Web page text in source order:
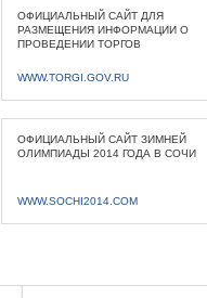
ОФИЦИАЛЬНЫЙ САЙТ ДЛЯ
РАЗМЕЩЕНИЯ ИНФОРМАЦИИ О
ПРОВЕДЕНИИ ТОРГОВ
WWW.TORGI.GOV.RU
ОФИЦИАЛЬНЫЙ САЙТ ЗИМНЕЙ
ОЛИМПИАДЫ 2014 ГОДА В СОЧИ
WWW.SOCHI2014.COM